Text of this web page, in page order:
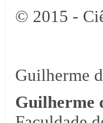
© 2015 -
Guilherme
Guilherme